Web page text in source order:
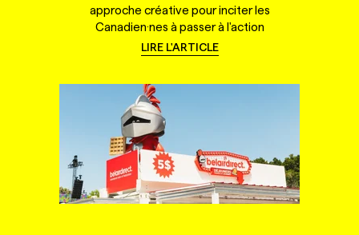
approche créative pour inciter les
Canadien·nes à passer à l'action
LIRE L'ARTICLE